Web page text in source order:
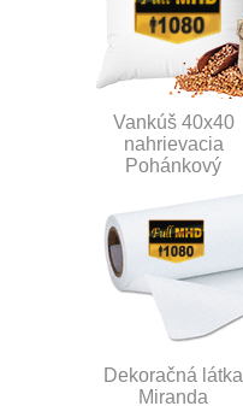
Vankúš 40x40
nahrievacia
Pohánkový
Dekoračná látka
Miranda